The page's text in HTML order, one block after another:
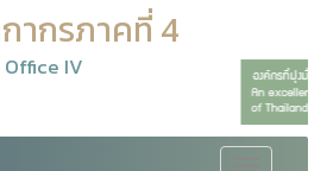
ากรภาคที่ 4
IV